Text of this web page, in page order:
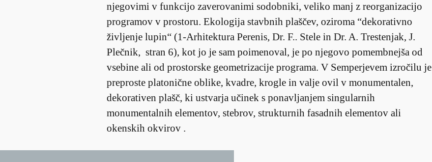
njegovimi v funkcijo zaverovanimi sodobniki, veliko manj z reorganizacijo
programov v prostoru. Ekologija stavbnih plaščev, oziroma “dekorativno
življenje lupin“ (1-Arhitektura Perenis, Dr. F.. Stele in Dr. A. Trestenjak, J.
Plečnik, stran 6), kot jo je sam poimenoval, je po njegovo pomembnejša od
vsebine ali od prostorske geometrizacije programa. V Semperjevem izročilu je
preproste platonične oblike, kvadre, krogle in valje ovil v monumentalen,
dekorativen plašč, ki ustvarja učinek s ponavljanjem singularnih
monumentalnih elementov, stebrov, strukturnih fasadnih elementov ali
okenskih okvirov .